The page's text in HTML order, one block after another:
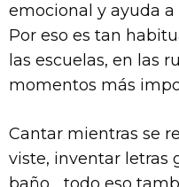
emocional y ayuda
Por eso es tan
las escuelas, en las
momentos más
Cantar mientras se
viste, inventar letras